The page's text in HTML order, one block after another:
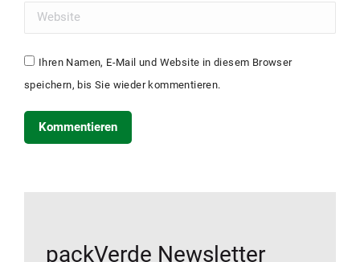
Website
Ihren Namen, E-Mail und Website in diesem Browser
speichern, bis Sie wieder kommentieren.
Kommentieren
packVerde Newsletter